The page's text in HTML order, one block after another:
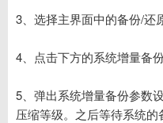
3、选择主界面中的备份/还
4、点击下方的系统增量备
5、弹出系统增量备份参数
压缩等级。之后等待系统的